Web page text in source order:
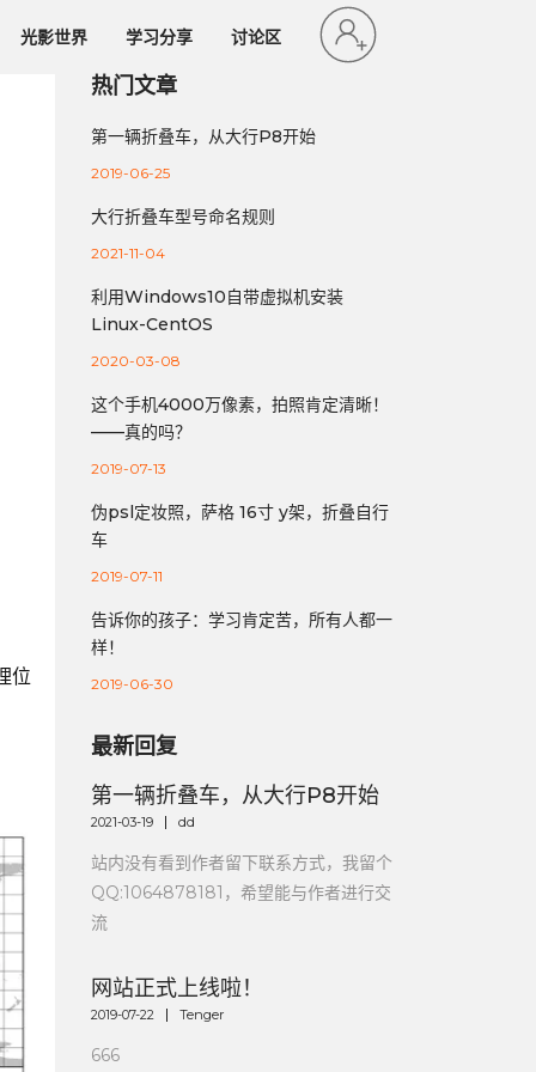
光影世界 学习分享 讨论区
位
热门文章
第一辆折叠车，从大行P8开始
2019-06-25
大行折叠车型号命名规则
2021-11-04
利用Windows10自带虚拟机安装
Linux-CentOS
2020-03-08
这个手机4000万像素，拍照肯定清晰！
——真的吗？
2019-07-13
伪psl定妆照，萨格 16寸 y架，折叠自行
车
2019-07-11
告诉你的孩子：学习肯定苦，所有人都一
样！
2019-06-30
最新回复
第一辆折叠车，从大行P8开始
2021-03-19 dd
站内没有看到作者留下联系方式，我留个
QQ:1064878181，希望能与作者进行交
流
网站正式上线啦！
2019-07-22 Tenger
666